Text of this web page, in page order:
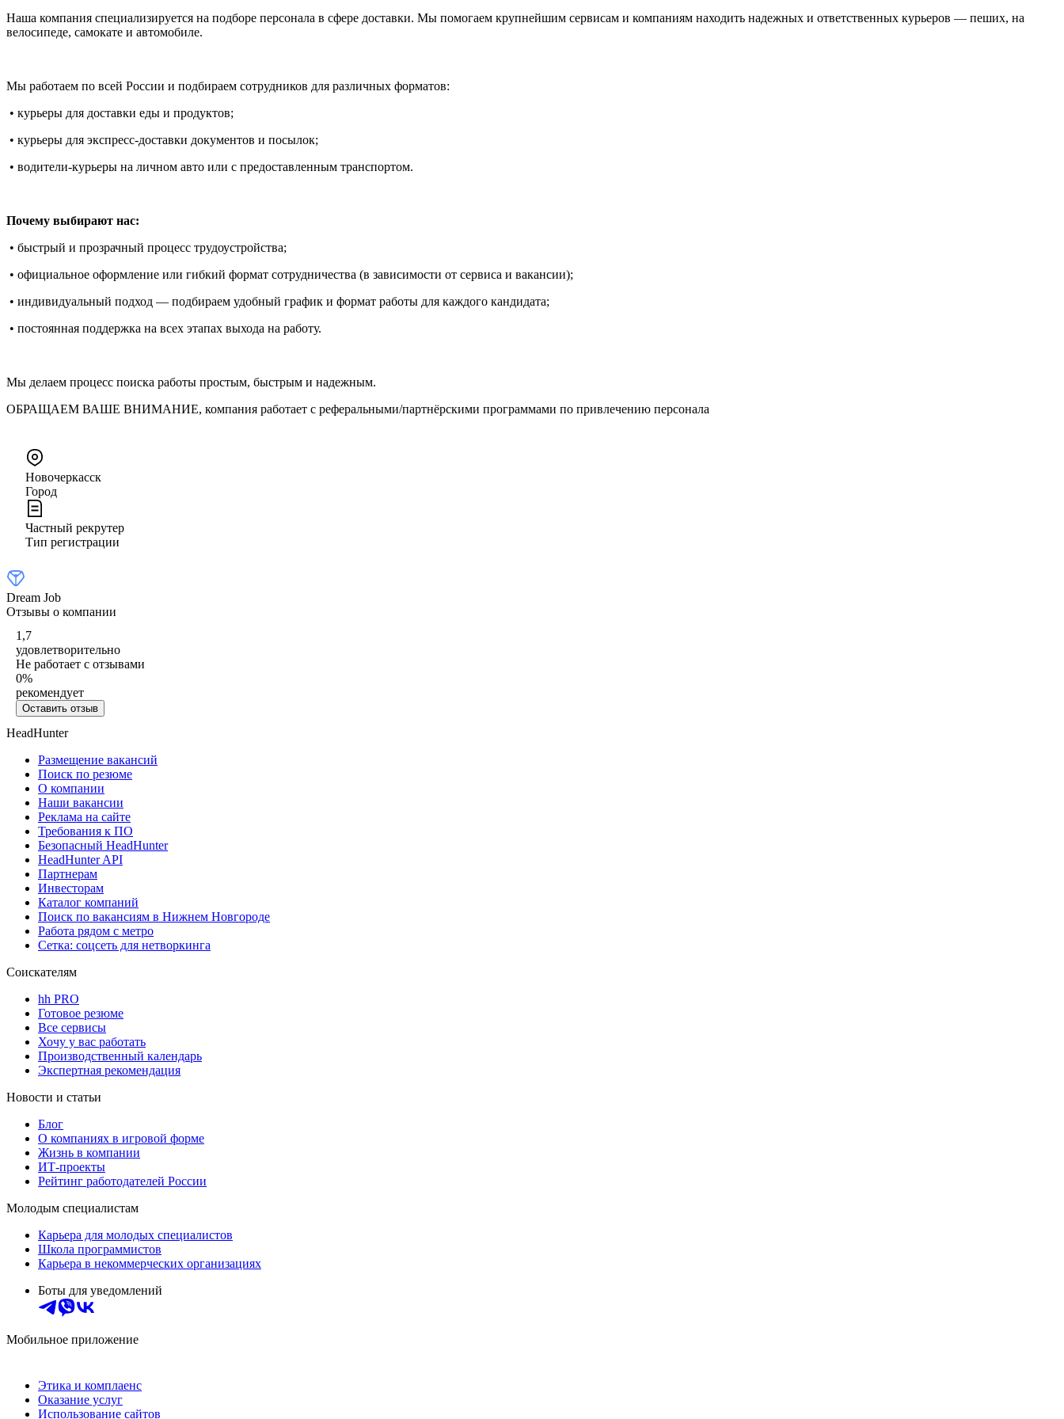
Наша компания специализируется на подборе персонала в сфере доставки. Мы помогаем крупнейшим сервисам и компаниям находить надежных и ответственных курьеров — пеших, на
велосипеде, самокате и автомобиле.
Мы работаем по всей России и подбираем сотрудников для различных форматов:
• курьеры для доставки еды и продуктов;
• курьеры для экспресс-доставки документов и посылок;
• водители-курьеры на личном авто или с предоставленным транспортом.
Почему выбирают нас:
• быстрый и прозрачный процесс трудоустройства;
• официальное оформление или гибкий формат сотрудничества (в зависимости от сервиса и вакансии);
• индивидуальный подход — подбираем удобный график и формат работы для каждого кандидата;
• постоянная поддержка на всех этапах выхода на работу.
Мы делаем процесс поиска работы простым, быстрым и надежным.
ОБРАЩАЕМ ВАШЕ ВНИМАНИЕ, компания работает с реферальными/партнёрскими программами по привлечению персонала
Новочеркасск
Город
Частный рекрутер
Тип регистрации
Dream Job
Отзывы о компании
1,7
удовлетворительно
Не работает с отзывами
0%
рекомендует
Оставить отзыв
HeadHunter
Размещение вакансий
Поиск по резюме
О компании
Наши вакансии
Реклама на сайте
Требования к ПО
Безопасный HeadHunter
HeadHunter API
Партнерам
Инвесторам
Каталог компаний
Поиск по вакансиям в Нижнем Новгороде
Работа рядом с метро
Сетка: соцсеть для нетворкинга
Соискателям
hh PRO
Готовое резюме
Все сервисы
Хочу у вас работать
Производственный календарь
Экспертная рекомендация
Новости и статьи
Блог
О компаниях в игровой форме
Жизнь в компании
ИТ-проекты
Рейтинг работодателей России
Молодым специалистам
Карьера для молодых специалистов
Школа программистов
Карьера в некоммерческих организациях
Боты для уведомлений
Мобильное приложение
Этика и комплаенс
Оказание услуг
Использование сайтов